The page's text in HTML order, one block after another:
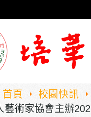
首頁 校園快訊
藝術家協會主辦